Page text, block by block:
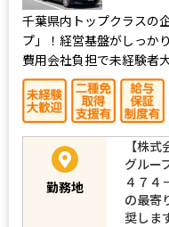
千葉県内トップクラスの
プ」！経営基盤がしっか
費用会社負担で未経験者
勤務地
【株
グルー
４７４
の最寄
奨しま